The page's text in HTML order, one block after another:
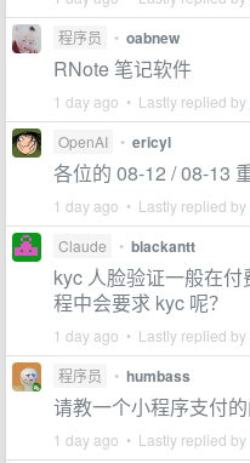
程序员 • oabnew
RNote 笔记软件
1 day ago • Lastly replied by
OpenAI • ericyl
各位的 08-12 / 08-13
1 day ago • Lastly replied by
Claude • blackantt
kyc 人脸验证一般在
程中会要求 kyc 呢？
1 day ago • Lastly replied by
程序员 • humbass
请教一个小程序支付
1 day ago • Lastly replied by